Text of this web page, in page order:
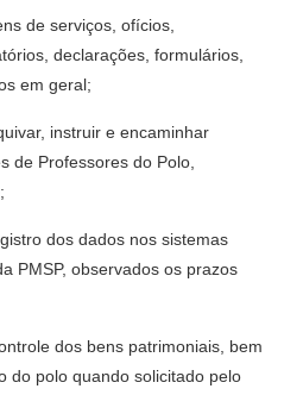
de serviços, ofícios,
declarações, formulários,
em geral;
instruir e encaminhar
de Professores do Polo,
dos dados nos sistemas
PMSP, observados os prazos
dos bens patrimoniais, bem
do polo quando solicitado pelo